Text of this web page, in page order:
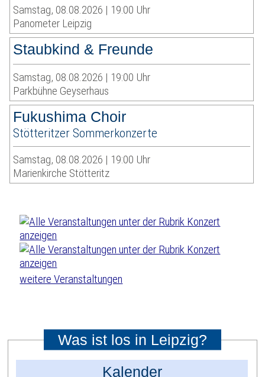
Samstag, 08.08.2026 | 19:00 Uhr
Panometer Leipzig
Staubkind & Freunde
Samstag, 08.08.2026 | 19:00 Uhr
Parkbühne Geyserhaus
Fukushima Choir
Stötteritzer Sommerkonzerte
Samstag, 08.08.2026 | 19:00 Uhr
Marienkirche Stötteritz
weitere Veranstaltungen
Was ist los in Leipzig?
Kalender